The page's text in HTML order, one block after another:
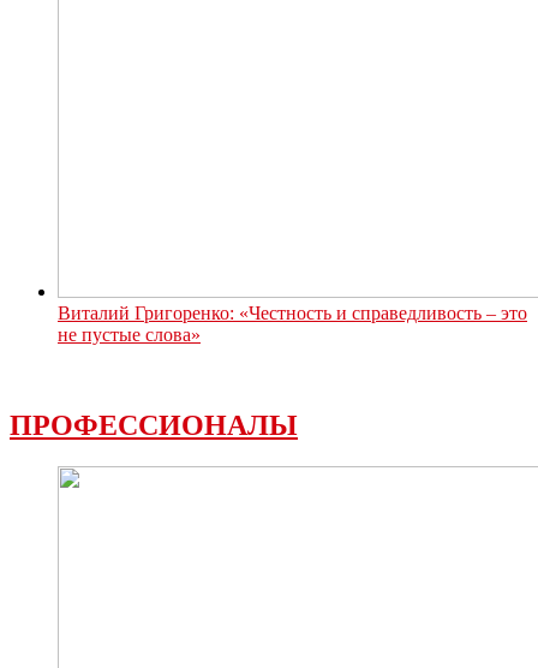
Виталий Григоренко: «Честность и справедливость – это
не пустые слова»
ПРОФЕССИОНАЛЫ